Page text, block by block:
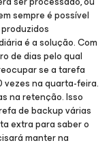
sempre é possível
é a solução. Com
de dias pelo qual
se a tarefa
vezes na quarta-feira.
na retenção. Isso
de backup várias
extra para saber o
manter na